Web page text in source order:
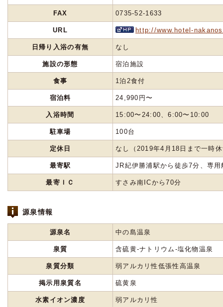
FAX 0735-52-1633
URL http://www.hotel-
日帰り入浴の有無 なし
施設の形態 宿泊施設
食事 1泊2食付
宿泊料 24,990円〜
入浴時間 15:00〜24:00、6:00〜10:00
駐車場 100台
定休日 なし（2019年4月18日まで一時
最寄駅 JR紀伊勝浦駅から徒歩7分、専用
最寄ＩＣ すさみ南ICから70分
源泉情報
源泉名 中の島温泉
泉質 含硫黄-ナトリウム-塩化物温泉
泉質分類 弱アルカリ性低張性高温泉
掲示用泉質名 硫黄泉
水素イオン濃度 弱アルカリ性